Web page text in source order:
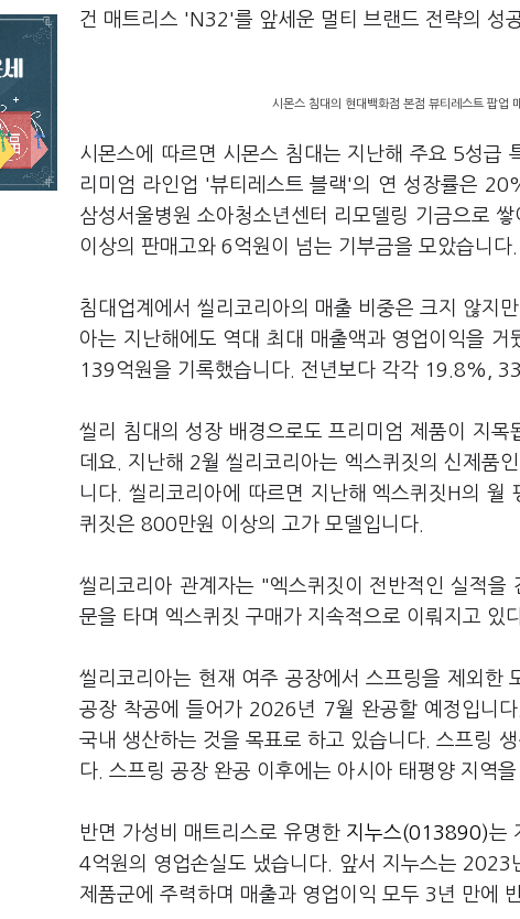
건 매트리스 'N32'를 앞세운 멀티 브랜드 전략의 성
시몬스 침대의 현대백화점 본점 뷰티레스트 팝업
시몬스에 따르면 시몬스 침대는 지난해 주요 5성
리미엄 라인업 '뷰티레스트 블랙'의 연 성장률은
삼성서울병원 소아청소년센터 리모델링 기금으로
이상의 판매고와 6억원이 넘는 기부금을 모았습니다.
침대업계에서 씰리코리아의 매출 비중은 크지 않지
아는 지난해에도 역대 최대 매출액과 영업이익을
139억원을 기록했습니다. 전년보다 각각 19.8%,
씰리 침대의 성장 배경으로도 프리미엄 제품이 지
데요. 지난해 2월 씰리코리아는 엑스퀴짓의 신제품
니다. 씰리코리아에 따르면 지난해 엑스퀴짓H의
퀴짓은 800만원 이상의 고가 모델입니다.
씰리코리아 관계자는 "엑스퀴짓이 전반적인 실적
문을 타며 엑스퀴짓 구매가 지속적으로 이뤄지고 있
씰리코리아는 현재 여주 공장에서 스프링을 제외한
공장 착공에 들어가 2026년 7월 완공할 예정입니
국내 생산하는 것을 목표로 하고 있습니다. 스프링
다. 스프링 공장 완공 이후에는 아시아 태평양 지역
반면 가성비 매트리스로 유명한 지누스(013890)는
4억원의 영업손실도 냈습니다. 앞서 지누스는 2023
제품군에 주력하며 매출과 영업이익 모두 3년 만에